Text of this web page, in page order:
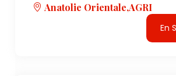
Anatolie Orientale,AGRI
En